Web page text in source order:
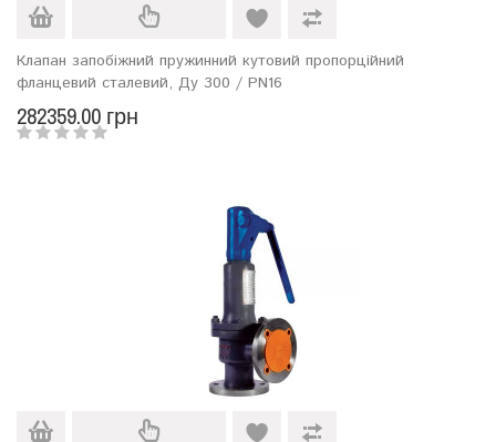
Клапан запобіжний пружинний кутовий пропорційний
фланцевий сталевий, Ду 300 / PN16
282359.00 грн